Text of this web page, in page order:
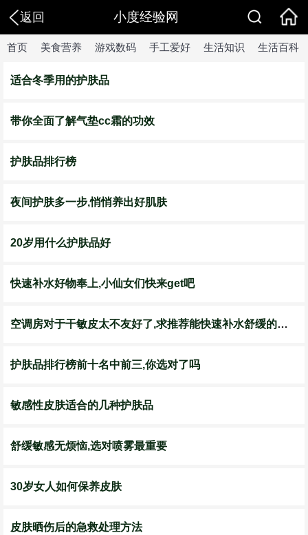
返回 小度经验网
首页 美食营养 游戏数码 手工爱好 生活知识 生活百科
适合冬季用的护肤品
带你全面了解气垫cc霜的功效
护肤品排行榜
夜间护肤多一步,悄悄养出好肌肤
20岁用什么护肤品好
快速补水好物奉上,小仙女们快来get吧
空调房对于干敏皮太不友好了,求推荐能快速补水舒缓的喷雾!
护肤品排行榜前十名中前三,你选对了吗
敏感性皮肤适合的几种护肤品
舒缓敏感无烦恼,选对喷雾最重要
30岁女人如何保养皮肤
皮肤晒伤后的急救处理方法